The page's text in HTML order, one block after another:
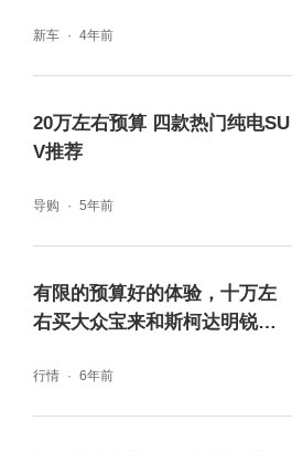
可变阻尼减震器。配合智
经常满载超车或热衷驾驶
更合适。但如果你是以城
航为主的用户，那华境S对
智驾与座舱
智驾和座舱算是两款车差
新车 4年前
20万左右预算 四款热门纯电SU
V推荐
导购 5年前
有限的预算好的体验，十万左
右买大众宝来和斯柯达明锐哪
行情 6年前